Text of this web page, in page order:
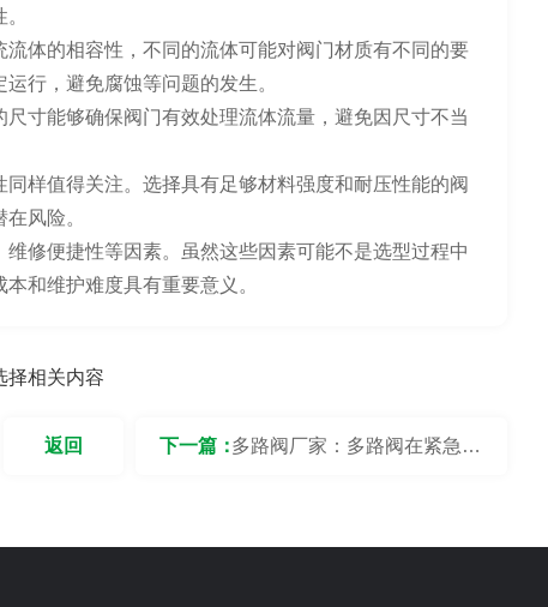
的相容性，不同的流体可能对阀门材质有不同的要
行，避免腐蚀等问题的发生。
能够确保阀门有效处理流体流量，避免因尺寸不当
值得关注。选择具有足够材料强度和耐压性能的阀
风险。
便捷性等因素。虽然这些因素可能不是选型过程中
和维护难度具有重要意义。
择相关内容
下一篇：多路阀厂家：多路阀在紧急情
返回